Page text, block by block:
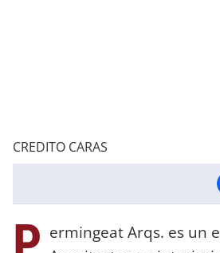
CREDITO CARAS
ermingeat Arqs. es un